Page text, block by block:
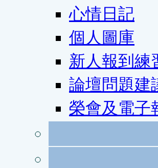
心情日記
個人圖庫
新人報到練
論壇問題建
榮會及電子